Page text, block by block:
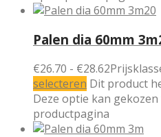
Palen dia 60mm
€26.70 - €28.62
selecteren Dit product
Deze optie kan
productpagina